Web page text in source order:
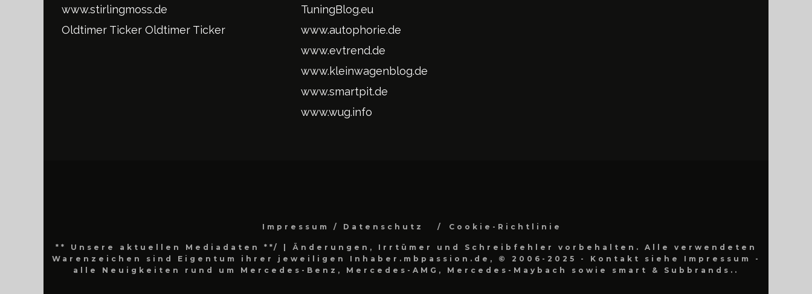
www.stirlingmoss.de
Oldtimer Ticker Oldtimer Ticker
TuningBlog.eu
www.autophorie.de
www.evtrend.de
www.kleinwagenblog.de
www.smartpit.de
www.wug.info
Impressum / Datenschutz Cookie-Richtlinie
** Unsere aktuellen Mediadaten **/
| Änderungen, Irrtümer und Schreibfehler vorbehalten. Alle verwendeten
Warenzeichen sind Eigentum ihrer jeweiligen Inhaber.mbpassion.de, © 2006-2025 - Kontakt siehe Impressum -
alle Neuigkeiten rund um Mercedes-Benz, Mercedes-AMG, Mercedes-Maybach sowie smart & Subbrands..